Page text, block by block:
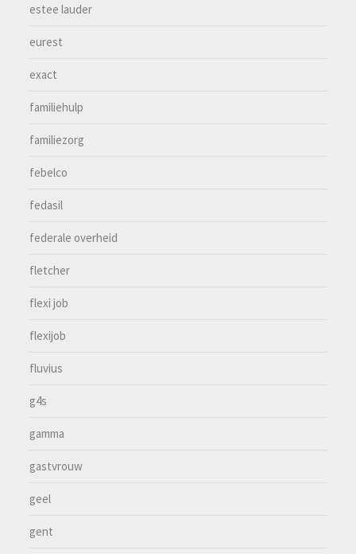
estee lauder
eurest
exact
familiehulp
familiezorg
febelco
fedasil
federale overheid
fletcher
flexi job
flexijob
fluvius
g4s
gamma
gastvrouw
geel
gent